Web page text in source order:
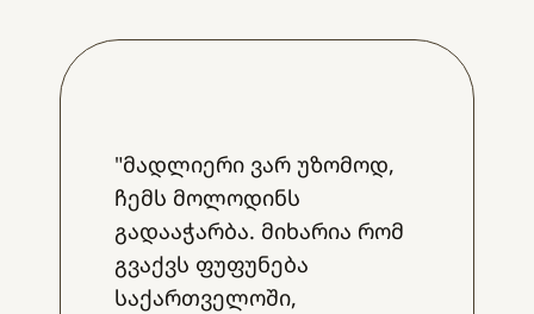
"მადლიერი ვარ უზომოდ,
ჩემს მოლოდინს
გადააჭარბა. მიხარია რომ
გვაქვს ფუფუნება
საქართველოში,